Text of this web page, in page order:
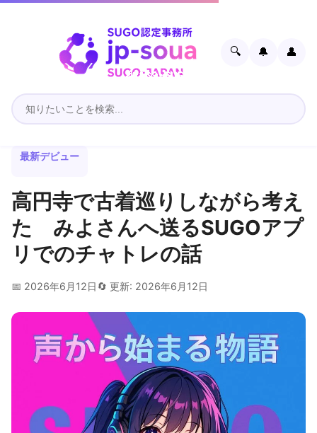
🔍 🔔 👤
最新デビュー
高円寺で古着巡りしながら考え
た みよさんへ送るSUGOアプ
リでのチャトレの話
📅 2026年6月12日 🔄 更新: 2026年6月12日